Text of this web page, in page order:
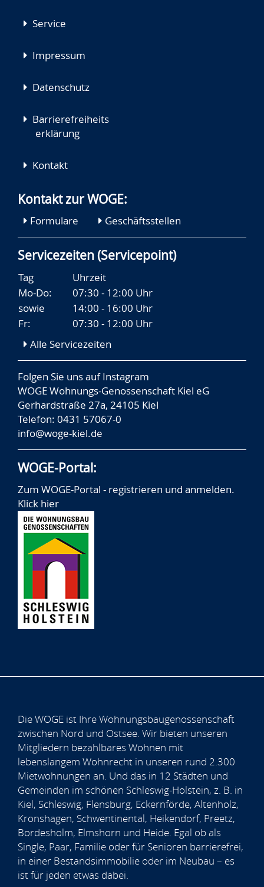
Service
Impressum
Datenschutz
Barrierefreiheits
erklärung
Kontakt
Kontakt zur WOGE:
Formulare Geschäftsstellen
Servicezeiten (Servicepoint)
Tag
Uhrzeit
Mo-Do:
07:30 - 12:00 Uhr
sowie
14:00 - 16:00 Uhr
Fr:
07:30 - 12:00 Uhr
Alle Servicezeiten
Folgen Sie uns aufInstagram
WOGE Wohnungs-Genossenschaft Kiel eG
Gerhardstraße 27a, 24105 Kiel
Telefon: 0431 57067-0
info@woge-kiel.de
WOGE-Portal:
Zum WOGE-Portal - registrieren und anmelden.
Klick hier
Die WOGE ist Ihre Wohnungsbaugenossenschaft
zwischen Nord und Ostsee. Wir bieten unseren
Mitgliedern bezahlbares Wohnen mit
lebenslangem Wohnrecht in unseren rund 2.300
Mietwohnungen an. Und das in 12 Städten und
Gemeinden im schönen Schleswig-Holstein, z. B. in
Kiel, Schleswig, Flensburg, Eckernförde, Altenholz,
Kronshagen, Schwentinental, Heikendorf, Preetz,
Bordesholm, Elmshorn und Heide. Egal ob als
Single, Paar, Familie oder für Senioren barrierefrei,
in einer Bestandsimmobilie oder im Neubau – es
ist für jeden etwas dabei.